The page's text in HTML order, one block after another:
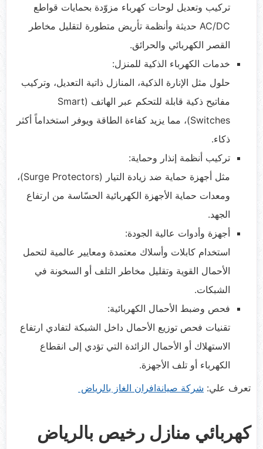
تركيب وتعديل لوحات كهرباء مزوّدة بحمايات قواطع
AC/DC حديثة وأنظمة تأريض متطورة لتقليل مخاطر
القصر الكهربائي والحرائق.
خدمات الكهرباء الذكية للمنزل:
حلول مثل الإنارة الذكية، المنازل ذاتية التعديل، وتركيب
مفاتيح ذكية قابلة للتحكم عبر الهاتف (Smart
Switches)، مما يزيد كفاءة الطاقة ويوفر استخداماً أكثر
ذكاء.
تركيب أنظمة إنذار وحماية:
مثل أجهزة حماية ضد زيادة التيار (Surge Protectors)،
ومعدات حماية الأجهزة الكهربائية الحسّاسة من ارتفاع
الجهد.
أجهزة وأدوات عالية الجودة:
استخدام كابلات وأسلاك معتمدة ومعايير عالمية لتحمل
الأحمال القوية وتقليل مخاطر التلف أو السخونة في
الشبكات.
فحص وضبط الأحمال الكهربائية:
تقنيات فحص توزيع الأحمال داخل الشبكة لتفادي ارتفاع
الاستهلاك أو الأحمال الزائدة التي تؤدي إلى انقطاع
الكهرباء أو تلف الأجهزة.
تعرف علي: شركة صيانةافران الغاز بالرياض
كهربائي منازل رخيص بالرياض